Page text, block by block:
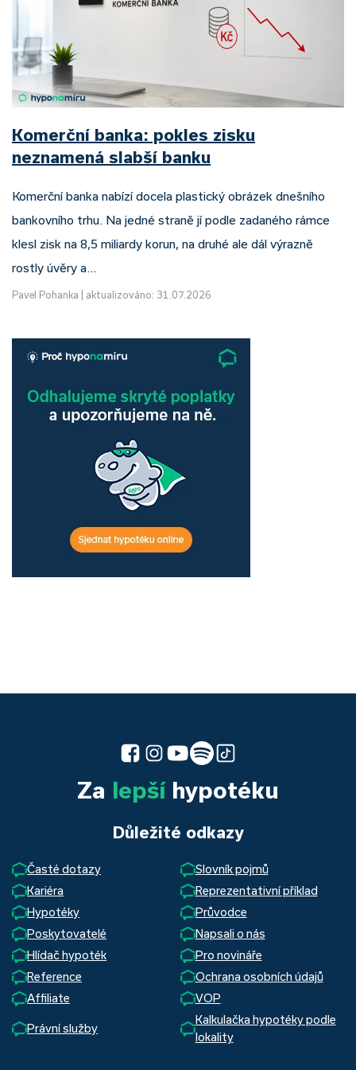
Komerční banka: pokles zisku
neznamená slabší banku
Komerční banka nabízí docela plastický obrázek dnešního
bankovního trhu. Na jedné straně jí podle zadaného rámce
klesl zisk na 8,5 miliardy korun, na druhé ale dál výrazně
rostly úvěry a…
Pavel Pohanka aktualizováno: 31.07.2026
Za lepšíhypotéku
Důležité odkazy
Časté dotazy
Slovník pojmů
Kariéra
Reprezentativní příklad
Hypotéky
Průvodce
Poskytovatelé
Napsali o nás
Hlídač hypoték
Pro novináře
Reference
Ochrana osobních údajů
Affiliate
VOP
Právní služby
Kalkulačka hypotéky podle
lokality